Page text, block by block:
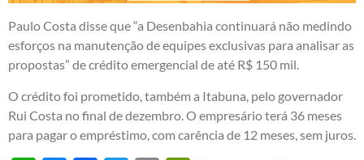
Paulo Costa disse que “a Desenbahia continuará não medindo
esforços na manutenção de equipes exclusivas para analisar as
propostas” de crédito emergencial de até R$ 150 mil.
O crédito foi prometido, também a Itabuna, pelo governador
Rui Costa no final de dezembro. O empresário terá 36 meses
para pagar o empréstimo, com carência de 12 meses, sem juros.